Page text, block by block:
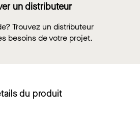
un distributeur
Trouvez un distributeur
besoins de votre projet.
du produit